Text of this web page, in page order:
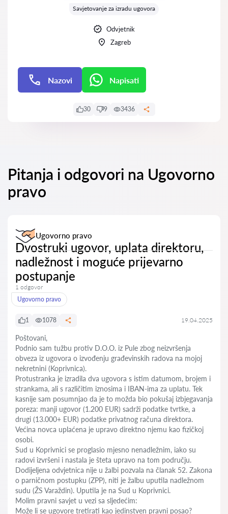
Savjetovanje za izradu ugovora
Odvjetnik
Zagreb
Nazovi Napisati
30 9 3436
Pitanja i odgovori na Ugovorno
pravo
Ugovorno pravo
Dvostruki ugovor, uplata direktoru,
nadležnost i moguće prijevarno
postupanje
1 odgovor
Ugovorno pravo
1 1078 19.04.2025
Poštovani,
Podnio sam tužbu protiv D.O.O. iz Pule zbog neizvršenja
obveza iz ugovora o izvođenju građevinskih radova na mojoj
nekretnini (Koprivnica).
Protustranka je izradila dva ugovora s istim datumom, brojem i
strankama, ali s različitim iznosima i IBAN-ima za uplatu. Tek
kasnije sam posumnjao da je to možda bio pokušaj izbjegavanja
poreza: manji ugovor (1.200 EUR) sadrži podatke tvrtke, a
drugi (13.000+ EUR) podatke privatnog računa direktora.
Većina novca uplaćena je upravo direktno njemu kao fizičkoj
osobi.
Sud u Koprivnici se proglasio mjesno nenadležnim, iako su
radovi izvršeni i nastala je šteta upravo na tom području.
Dodijeljena odvjetnica nije u žalbi pozvala na članak 52. Zakona
o parničnom postupku (ZPP), niti je žalbu uputila nadležnom
sudu (ŽS Varaždin). Uputila je na Sud u Koprivnici.
Molim pravni savjet u vezi sa sljedećim:
Može li se ugovore tretirati kao jedinstven pravni posao?